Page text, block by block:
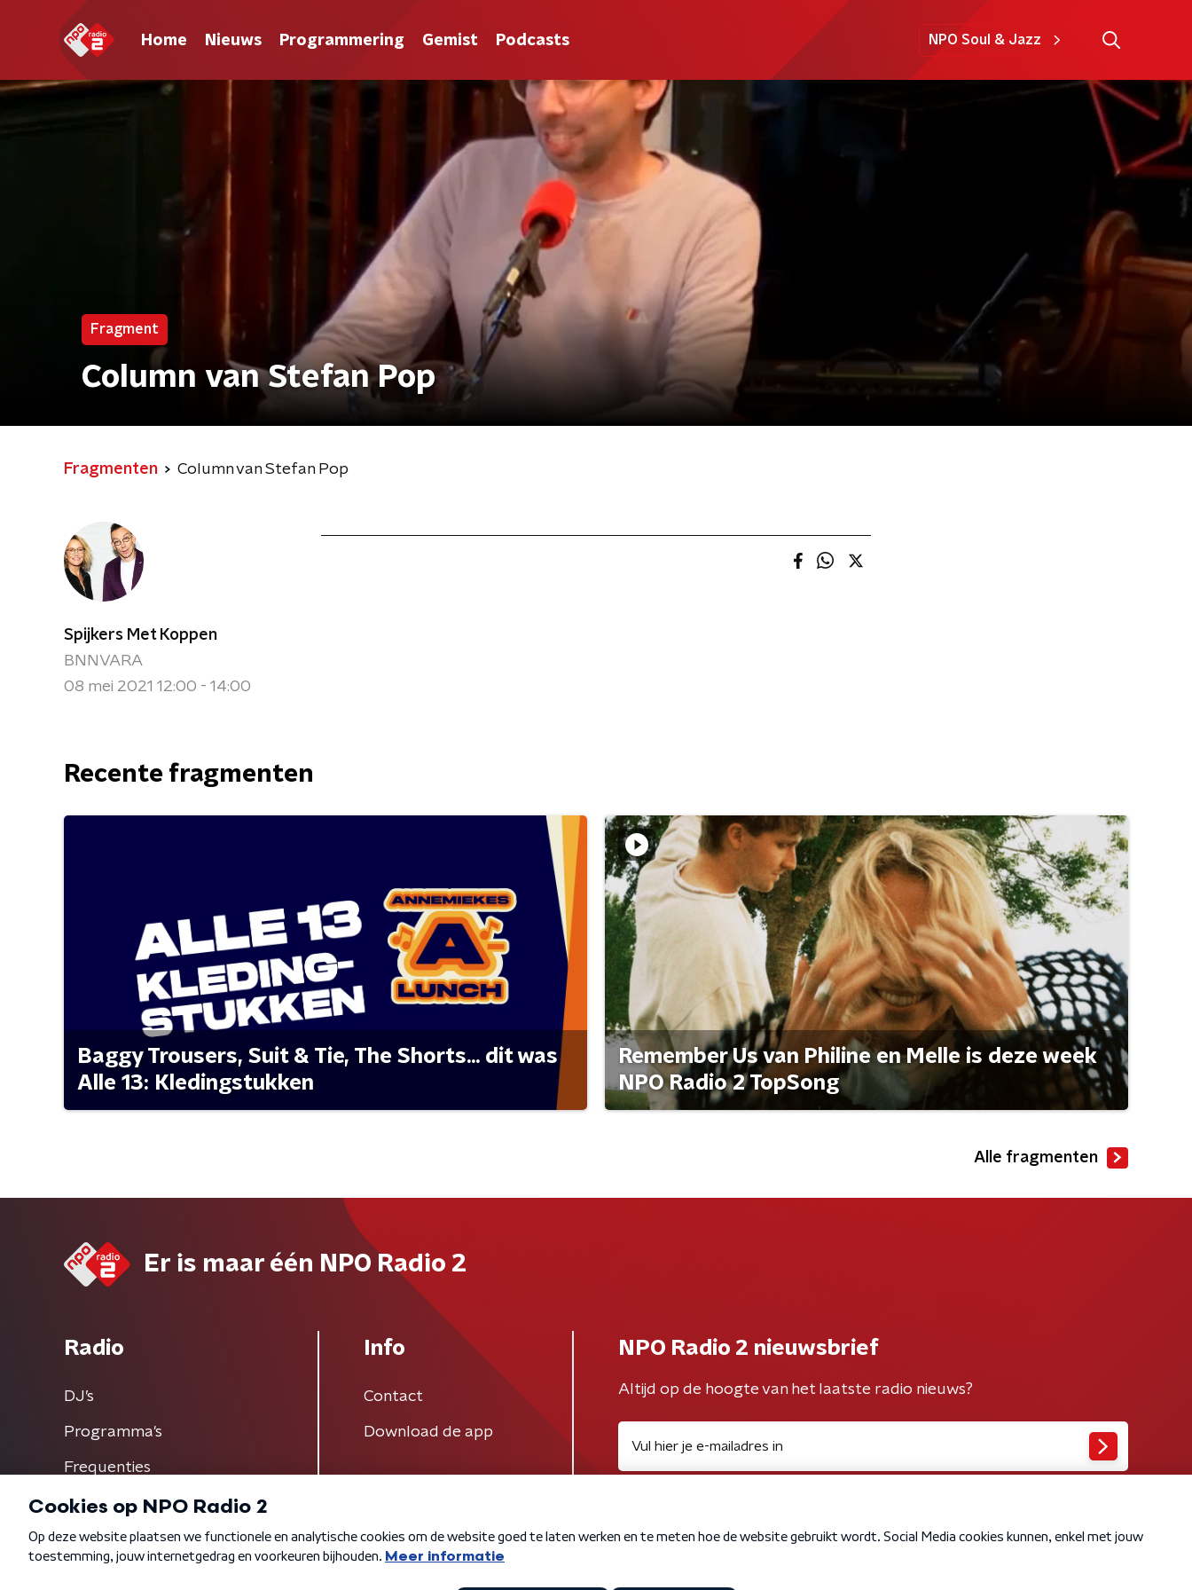
Home Nieuws Programmering Gemist Podcasts NPO Soul & Jazz
Fragment
Column van Stefan Pop
Fragmenten Column van Stefan Pop
Spijkers Met Koppen
BNNVARA
08 mei 2021 12:00 - 14:00
Recente fragmenten
Baggy Trousers, Suit & Tie, The Shorts... dit was
Alle 13: Kledingstukken
Remember Us van Philine en Melle is deze week
NPO Radio 2 TopSong
Alle fragmenten
Er is maar één NPO Radio 2
Radio
DJ’s
Programma's
Frequenties
Info
Contact
Download de app
NPO Radio 2 nieuwsbrief
Altijd op de hoogte van het laatste radio nieuws?
Algemene voorwaarden Privacybeleid